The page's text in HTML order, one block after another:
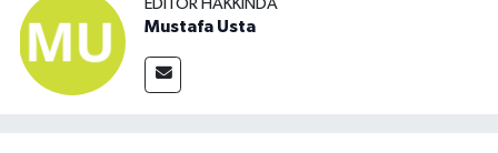
EDITÖR HAKKINDA
Mustafa Usta